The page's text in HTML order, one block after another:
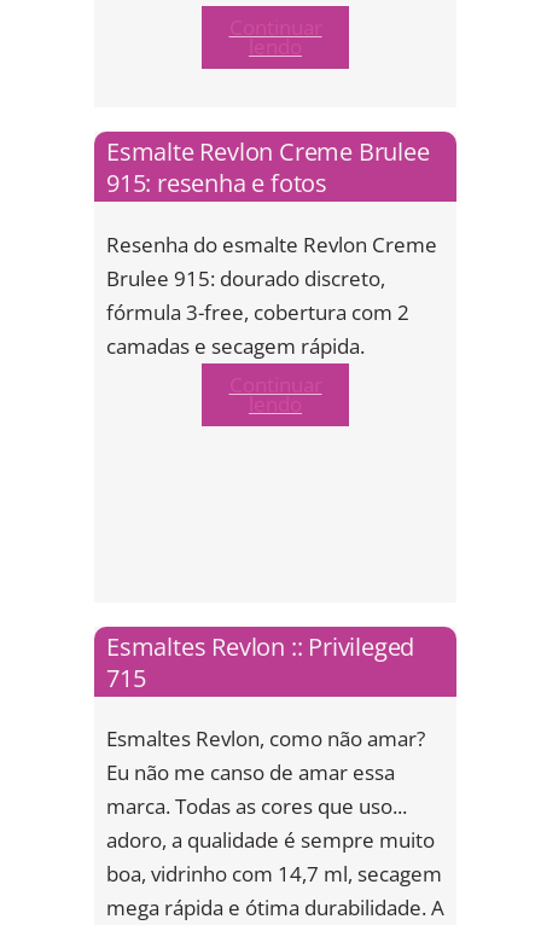
lendo
Esmalte Revlon Creme Brulee
915: resenha e fotos
Resenha do esmalte Revlon Creme
Brulee 915: dourado discreto,
fórmula 3-free, cobertura com 2
camadas e secagem rápida.
lendo
Esmaltes Revlon :: Privileged
715
Esmaltes Revlon, como não amar?
Eu não me canso de amar essa
marca. Todas as cores que uso...
adoro, a qualidade é sempre muito
boa, vidrinho com 14,7 ml, secagem
mega rápida e ótima durabilidade. A